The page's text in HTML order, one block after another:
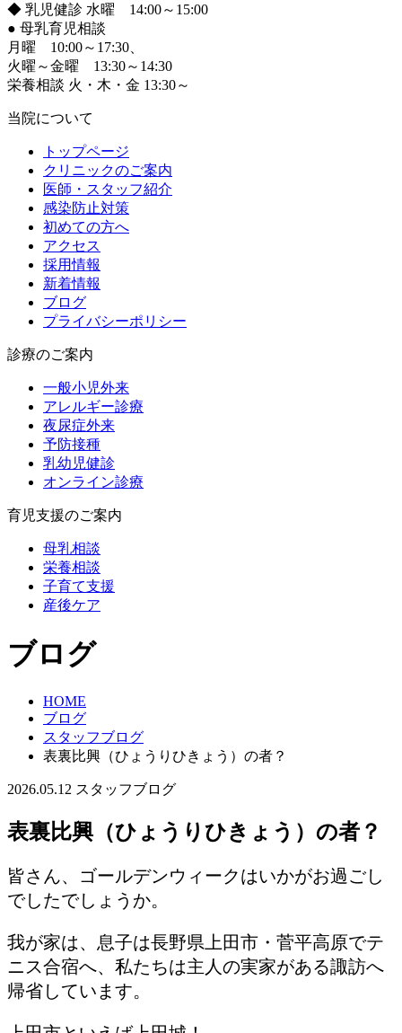
◆ 乳児健診 水曜 14:00～15:00
● 母乳育児相談
月曜 10:00～17:30、
火曜～金曜 13:30～14:30
栄養相談 火・木・金 13:30～
当院について
トップページ
クリニックのご案内
医師・スタッフ紹介
感染防止対策
初めての方へ
アクセス
採用情報
新着情報
ブログ
プライバシーポリシー
診療のご案内
一般小児外来
アレルギー診療
夜尿症外来
予防接種
乳幼児健診
オンライン診療
育児支援のご案内
母乳相談
栄養相談
子育て支援
産後ケア
ブログ
HOME
ブログ
スタッフブログ
表裏比興（ひょうりひきょう）の者？
2026.05.12 スタッフブログ
表裏比興（ひょうりひきょう）の者？
皆さん、ゴールデンウィークはいかがお過ごし
でしたでしょうか。
我が家は、息子は長野県上田市・菅平高原でテ
ニス合宿へ、私たちは主人の実家がある諏訪へ
帰省しています。